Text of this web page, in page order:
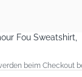
Fou Sweatshirt,
beim Checkout